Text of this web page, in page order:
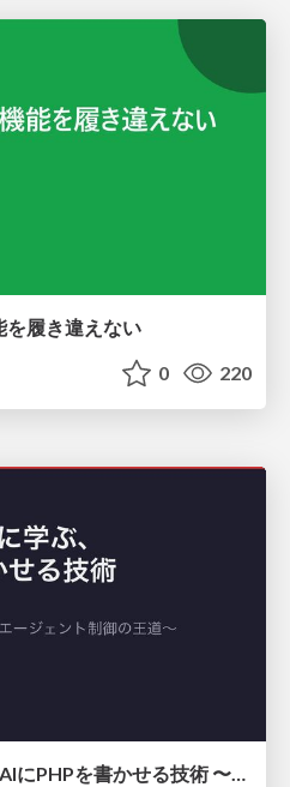
を履き違えない
0 220
Laravel Boostに学ぶ、AIにPHPを書かせる技術 〜OSSの実装から蒸留するエージェント制御の王道〜